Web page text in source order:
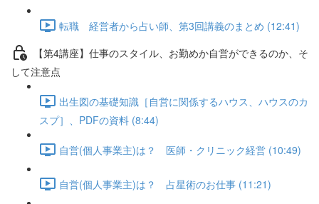
転職 経営者から占い師、第3回講義のまとめ (12:41)
【第4講座】仕事のスタイル、お勤めか自営ができるのか、そ
して注意点
出生図の基礎知識［自営に関係するハウス、ハウスのカ
スプ］、PDFの資料 (8:44)
自営(個人事業主)は？ 医師・クリニック経営 (10:49)
自営(個人事業主)は？ 占星術のお仕事 (11:21)